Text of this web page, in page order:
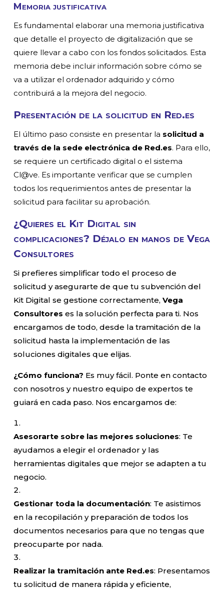
Memoria justificativa
Es fundamental elaborar una memoria justificativa
que detalle el proyecto de digitalización que se
quiere llevar a cabo con los fondos solicitados. Esta
memoria debe incluir información sobre cómo se
va a utilizar el ordenador adquirido y cómo
contribuirá a la mejora del negocio.
Presentación de la solicitud en Red.es
El último paso consiste en presentar la solicitud a
través de la sede electrónica de Red.es. Para ello,
se requiere un certificado digital o el sistema
Cl@ve. Es importante verificar que se cumplen
todos los requerimientos antes de presentar la
solicitud para facilitar su aprobación.
¿Quieres el Kit Digital sin
complicaciones? Déjalo en manos de Vega
Consultores
Si prefieres simplificar todo el proceso de
solicitud y asegurarte de que tu subvención del
Kit Digital se gestione correctamente,Vega
Consultores es la solución perfecta para ti. Nos
encargamos de todo, desde la tramitación de la
solicitud hasta la implementación de las
soluciones digitales que elijas.
¿Cómo funciona? Es muy fácil. Ponte en contacto
con nosotros y nuestro equipo de expertos te
guiará en cada paso. Nos encargamos de:
Asesorarte sobre las mejores soluciones: Te
ayudamos a elegir el ordenador y las
herramientas digitales que mejor se adapten a tu
negocio.
Gestionar toda la documentación: Te asistimos
en la recopilación y preparación de todos los
documentos necesarios para que no tengas que
preocuparte por nada.
Realizar la tramitación ante Red.es: Presentamos
tu solicitud de manera rápida y eficiente,